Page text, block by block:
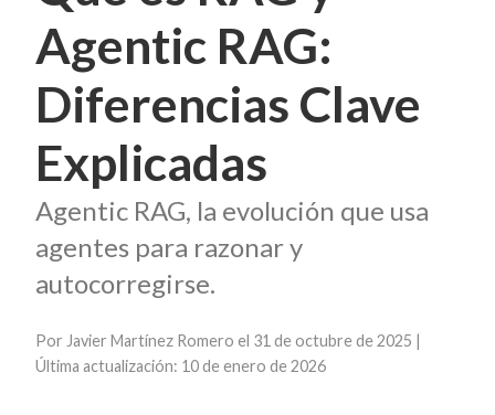
Agentic RAG:
Diferencias Clave
Explicadas
Agentic RAG, la evolución que usa
agentes para razonar y
autocorregirse.
Por Javier Martínez Romero el 31 de octubre de 2025 |
Última actualización: 10 de enero de 2026